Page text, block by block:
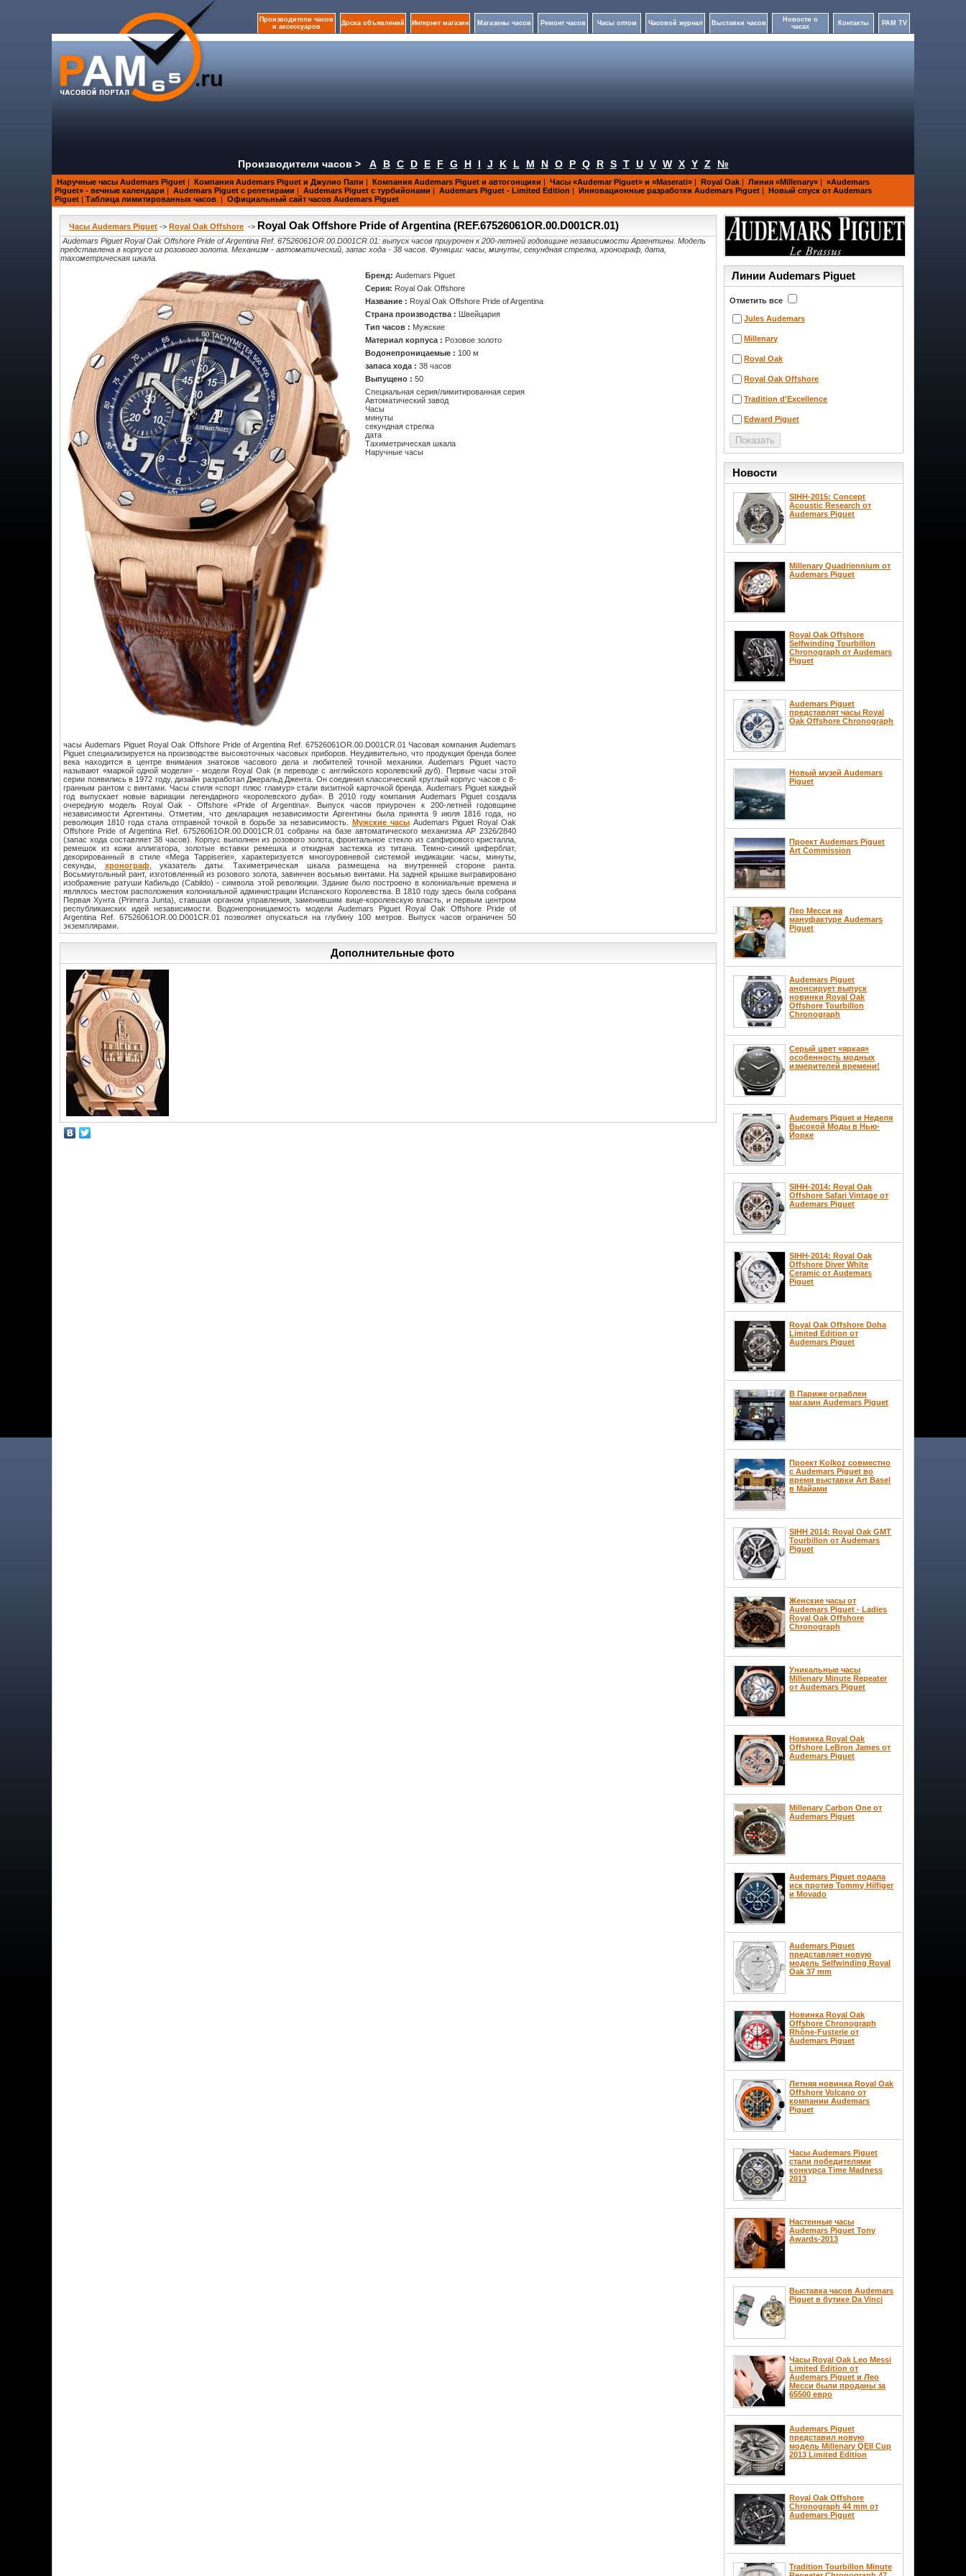
Производители часов
и аксессуаров
Доска объявлений Интернет магазин Магазины часов Ремонт часов Часы оптом Часовой журнал Выставки часов
Новости о
часах
Контакты PAM TV
Производители часов > A B C D E F G H I J K L M N O P Q R S T U V W X Y Z №
Наручные часы Audemars Piguet | Компания Audemars Piguet и Джулио Папи | Компания Audemars Piguet и автогонщики | Часы «Audemar Piguet» и «Maserati» | Royal Oak | Линия «Millenary» | «Audemars
Piguet» - вечные календари | Audemars Piguet с репетирами | Audemars Piguet с турбийонами | Audemars Piguet - Limited Edition | Инновационные разработки Audemars Piguet | Новый спуск от Audemars
Piguet | Таблица лимитированных часов | Официальный сайт часов Audemars Piguet
Часы Audemars Piguet -> Royal Oak Offshore -> Royal Oak Offshore Pride of Argentina (REF.67526061OR.00.D001CR.01)
Audemars Piguet Royal Oak Offshore Pride of Argentina Ref. 67526061OR.00.D001CR.01: выпуск часов приурочен к 200-летней годовщине независимости Аргентины. Модель
представлена в корпусе из розового золота. Механизм - автоматический, запас хода - 38 часов. Функции: часы, минуты, секундная стрелка, хронограф, дата,
тахометрическая шкала.
Бренд:Audemars Piguet
Серия: Royal Oak Offshore
Название : Royal Oak Offshore Pride of Argentina
Страна производства :
Швейцария
Тип часов : Мужские
Материал корпуса : Розовое золото
Водонепроницаемые : 100 м
запаса хода :38 часов
Выпущено :50
Специальная серия/лимитированная серия
Автоматический завод
Часы
минуты
секундная стрелка
дата
Тахиметрическая шкала
Наручные часы
часы Audemars Piguet Royal Oak Offshore Pride of Argentina Ref. 67526061OR.00.D001CR.01 Часовая компания Audemars
Piguet специализируется на производстве высокоточных часовых приборов. Неудивительно, что продукция бренда более
века находится в центре внимания знатоков часового дела и любителей точной механики. Audemars Piguet часто
называют «маркой одной модели» - модели Royal Oak (в переводе с английского королевский дуб). Первые часы этой
серии появились в 1972 году, дизайн разработал Джеральд Джента. Он соединил классический круглый корпус часов с 8-
гранным рантом с винтами. Часы стиля «спорт плюс гламур» стали визитной карточкой бренда. Audemars Piguet каждый
год выпускает новые вариации легендарного «королевского дуба». В 2010 году компания Audemars Piguet создала
очередную модель Royal Oak - Offshore «Pride of Argentina». Выпуск часов приурочен к 200-летней годовщине
независимости Аргентины. Отметим, что декларация независимости Аргентины была принята 9 июля 1816 года, но
революция 1810 года стала отправной точкой в борьбе за независимость.
Мужские часыAudemars Piguet Royal Oak
Offshore Pride of Argentina Ref. 67526061OR.00.D001CR.01 собраны на базе автоматического механизма AP 2326/2840
(запас хода составляет 38 часов). Корпус выполнен из розового золота, фронтальное стекло из сапфирового кристалла,
ремешок из кожи аллигатора, золотые вставки ремешка и откидная застежка из титана. Темно-синий циферблат,
декорированный в стиле «Mega Tappiserie», характеризуется многоуровневой системой индикации: часы, минуты,
секунды, хронограф, указатель даты. Тахиметрическая шкала размещена на внутренней стороне ранта.
Восьмиугольный рант, изготовленный из розового золота, завинчен восьмью винтами. На задней крышке выгравировано
изображение ратуши Кабильдо (Cabildo) - символа этой революции. Здание было построено в колониальные времена и
являлось местом расположения колониальной администрации Испанского Королевства. В 1810 году здесь была собрана
Первая Хунта (Primera Junta), ставшая органом управления, заменившим вице-королевскую власть, и первым центром
республиканских идей независимости. Водонепроницаемость модели Audemars Piguet Royal Oak Offshore Pride of
Argentina Ref. 67526061OR.00.D001CR.01 позволяет опускаться на глубину 100 метров. Выпуск часов ограничен 50
экземплярами.
Дополнительные фото
Линии Audemars Piguet
Отметить все
Jules Audemars
Millenary
Royal Oak
Royal Oak Offshore
Tradition d'Excellence
Edward Piguet
Новости
SIHH-2015: Concept
Acoustic Research от
Audemars Piguet
Millenary Quadriennium от
Audemars Piguet
Royal Oak Offshore
Selfwinding Tourbillon
Chronograph от Audemars
Piguet
Audemars Piguet
представлят часы Royal
Oak Offshore Chronograph
Новый музей Audemars
Piguet
Проект Audemars Piguet
Art Commission
Лео Месси на
мануфактуре Audemars
Piguet
Audemars Piguet
анонсирует выпуск
новинки Royal Oak
Offshore Tourbillon
Chronograph
Серый цвет «яркая»
особенность модных
измерителей времени!
Audemars Piguet и Неделя
Высокой Моды в Нью-
Йорке
SIHH-2014: Royal Oak
Offshore Safari Vintage от
Audemars Piguet
SIHH-2014: Royal Oak
Offshore Diver White
Ceramic от Audemars
Piguet
Royal Oak Offshore Doha
Limited Edition от
Audemars Piguet
В Париже ограблен
магазин Audemars Piguet
Проект Kolkoz совместно
с Audemars Piguet во
время выставки Art Basel
в Майами
SIHH 2014: Royal Oak GMT
Tourbillon от Audemars
Piguet
Женские часы от
Audemars Piguet - Ladies
Royal Oak Offshore
Chronograph
Уникальные часы
Millenary Minute Repeater
от Audemars Piguet
Новинка Royal Oak
Offshore LeBron James от
Audemars Piguet
Millenary Carbon One от
Audemars Piguet
Audemars Piguet подала
иск против Tommy Hilfiger
и Movado
Audemars Piguet
представляет новую
модель Selfwinding Royal
Oak 37 mm
Новинка Royal Oak
Offshore Chronograph
Rhône-Fusterie от
Audemars Piguet
Летняя новинка Royal Oak
Offshore Volcano от
компании Audemars
Piguet
Часы Audemars Piguet
стали победителями
конкурса Time Madness
2013
Настенные часы
Audemars Piguet Tony
Awards-2013
Выставка часов Аudemars
Piguet в бутике Da Vinci
Часы Royal Oak Leo Messi
Limited Edition от
Audemars Piguet и Лео
Месси были проданы за
65500 евро
Audemars Piguet
представил новую
модель Millenary QEII Cup
2013 Limited Edition
Royal Oak Offshore
Chronograph 44 mm от
Audemars Piguet
Tradition Tourbillon Minute